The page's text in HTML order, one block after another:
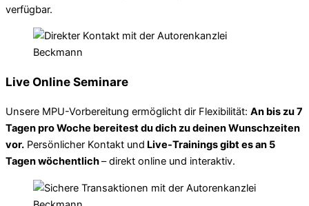
verfügbar.
Live Online Seminare
Unsere MPU-Vorbereitung ermöglicht dir Flexibilität: An bis zu 7
Tagen pro Woche bereitest du dich zu deinen Wunschzeiten
vor. Persönlicher Kontakt und Live-Trainings gibt es an 5
Tagen wöchentlich– direkt online und interaktiv.